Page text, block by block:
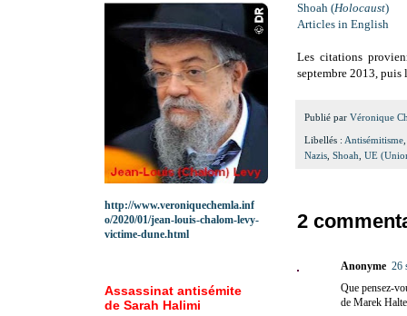
Shoah (Holocaust)
Articles in English
Les citations
septembre 2013, puis
Publié par Véronique
Libellés : Antisémitisme
Nazis Shoah UE
2
Anonyme 26
Que pensez-
de Marek
http://www.veroniquechemla.inf
o/2020/01/jean-louis-chalom-levy-
victime-dune.html
Assassinat antisémite
de Sarah Halimi